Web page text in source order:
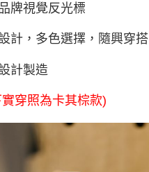
牌視覺反光標
計，多色選擇，隨興穿搭
計製造
穿照為卡其棕款)